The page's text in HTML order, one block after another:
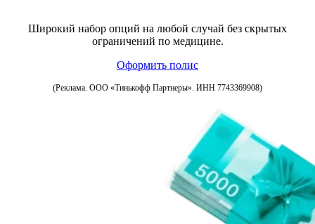
Широкий набор опций на любой случай без скрытых
ограничений по медицине.
Оформить полис
(Реклама. ООО «Тинькофф Партнеры». ИНН 7743369908)